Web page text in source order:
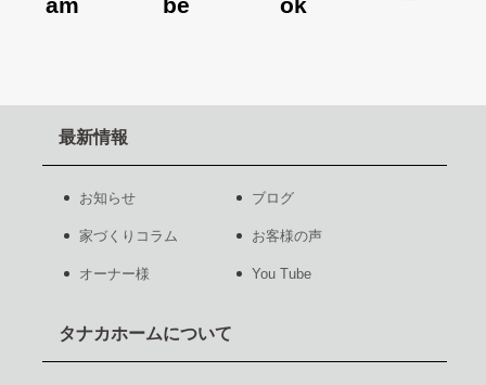
最新情報
お知らせ ブログ
家づくりコラム お客様の声
オーナー様 You Tube
タナカホームについて